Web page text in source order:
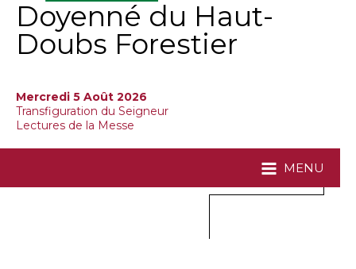
Doyenné du Haut-
Doubs Forestier
Mercredi 5 Août 2026
Transfiguration du Seigneur
Lectures de la Messe
MENU